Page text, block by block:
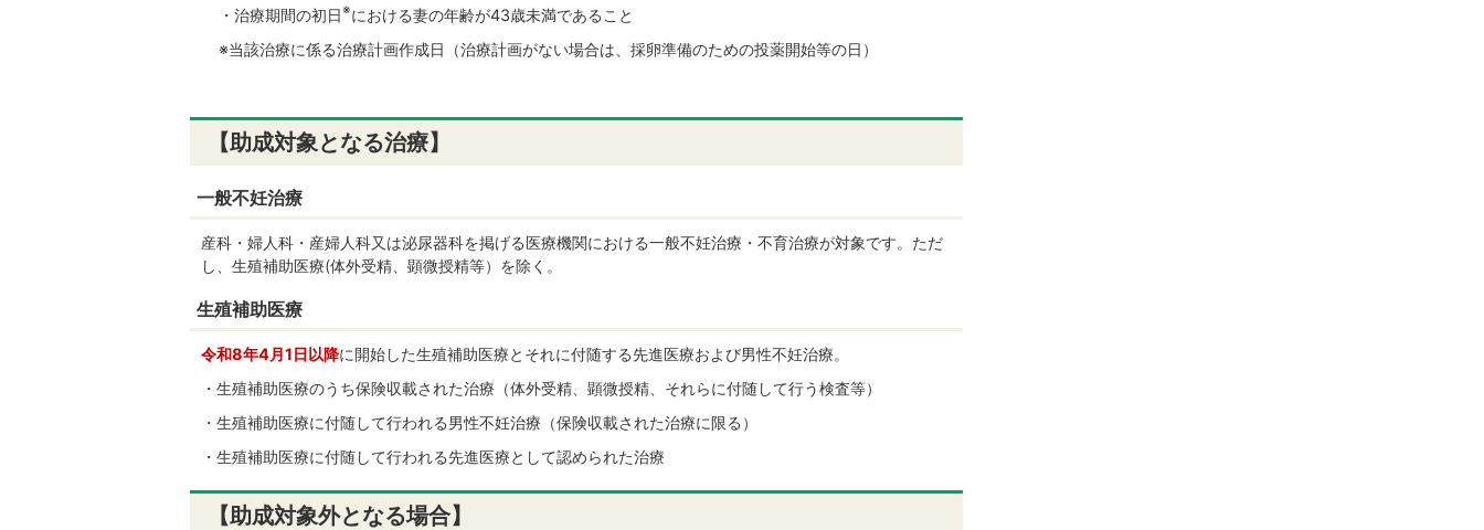
・治療期間の初日※における妻の年齢が43歳未満であること
※当該治療に係る治療計画作成日（治療計画がない場合は、採卵準備のための投薬開始等の日）
【助成対象となる治療】
一般不妊治療
産科・婦人科・産婦人科又は泌尿器科を掲げる医療機関における一般不妊治療・不育治療が対象です。ただ
し、生殖補助医療(体外受精、顕微授精等）を除く。
生殖補助医療
令和8年4月1日以降に開始した生殖補助医療とそれに付随する先進医療および男性不妊治療。
・生殖補助医療のうち保険収載された治療（体外受精、顕微授精、それらに付随して行う検査等）
・生殖補助医療に付随して行われる男性不妊治療（保険収載された治療に限る）
・生殖補助医療に付随して行われる先進医療として認められた治療
【助成対象外となる場合】